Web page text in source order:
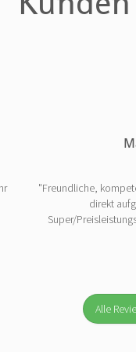
"Freundliche,
direkt
Super/
Alle